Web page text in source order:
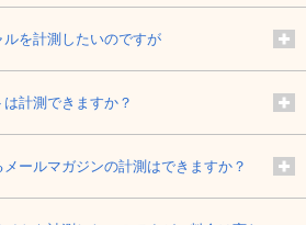
を計測したいのですが
計測できますか？
ールマガジンの計測はできますか？